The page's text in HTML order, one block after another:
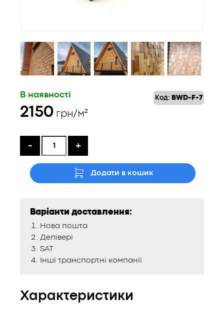
Код: BWD-F-7
В наявності
2150 грн/м²
- +
Додати в кошик
Варіанти доставлення:
Нова пошта
Делівері
SAT
Інші транспортні компанії
Характеристики